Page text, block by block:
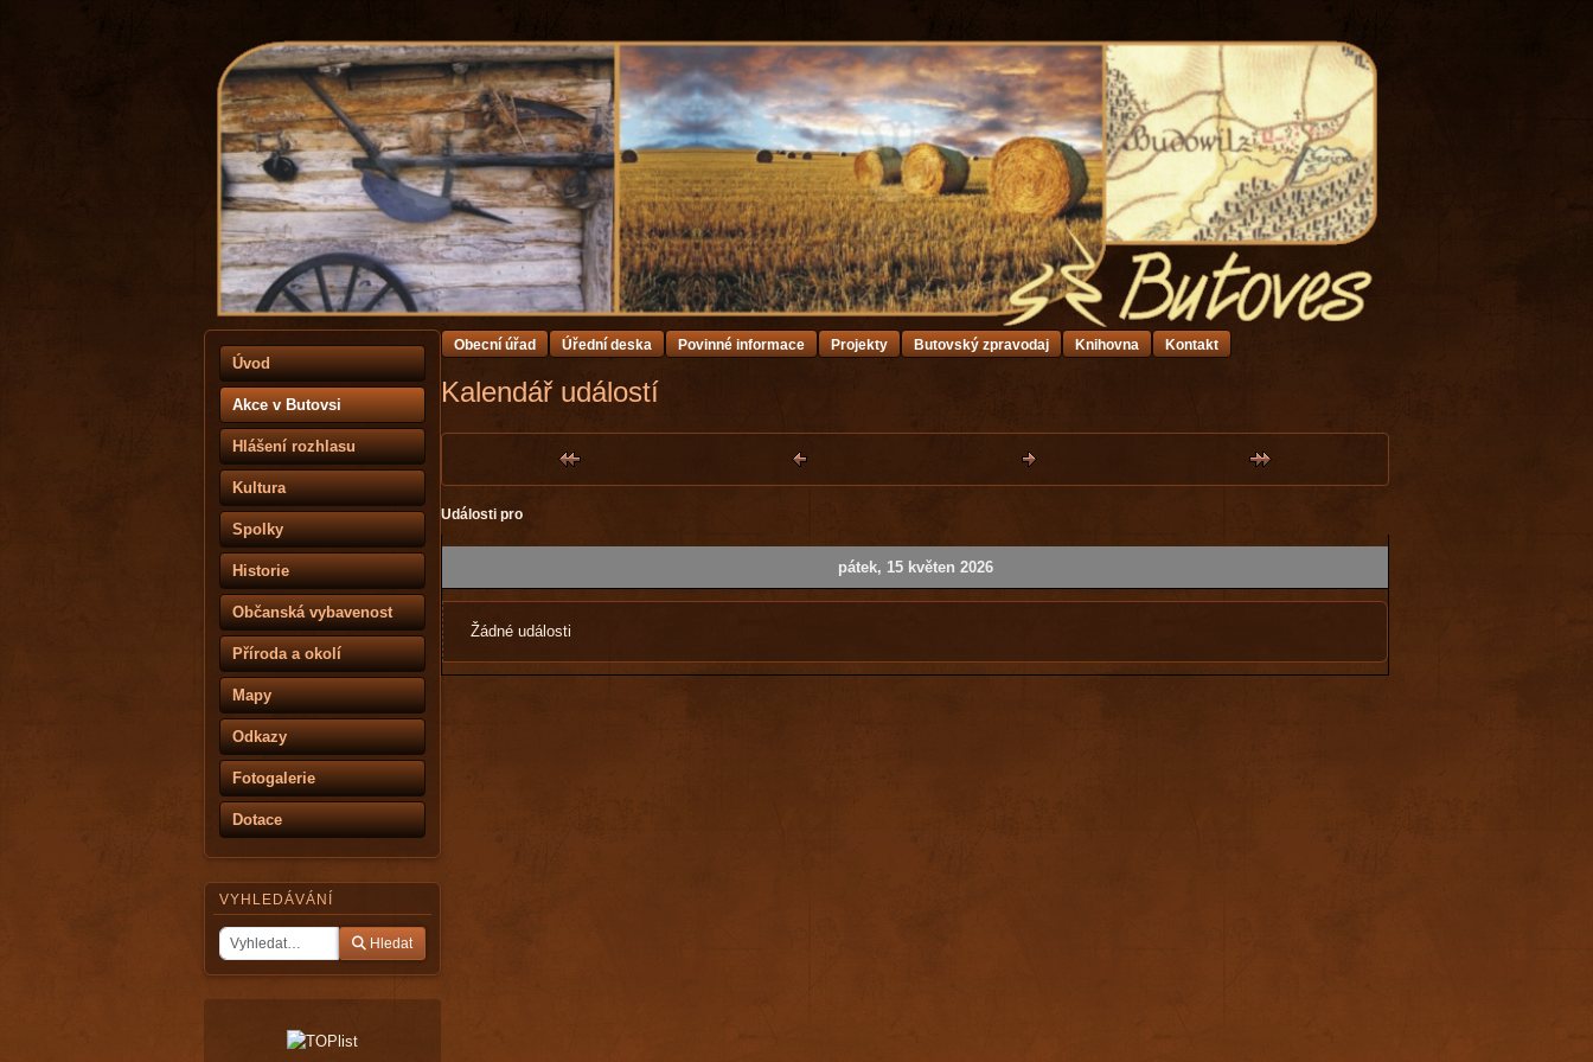
Úvod
Akce v Butovsi
Hlášení rozhlasu
Kultura
Spolky
Historie
Občanská vybavenost
Příroda a okolí
Mapy
Odkazy
Fotogalerie
Dotace
VYHLEDÁVÁNÍ
Hledat
Obecní úřad Úřední deska Povinné informace Projekty Butovský zpravodaj Knihovna Kontakt
Kalendář událostí
Události pro
pátek, 15 květen 2026
Žádné události